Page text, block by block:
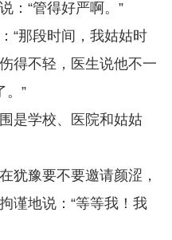
：“管得好严啊。”
“那段时间，我姑姑时
得不轻，医生说他不一
。”
是学校、医院和姑姑
犹豫要不要邀请颜涩，
谨地说：“等等我！我